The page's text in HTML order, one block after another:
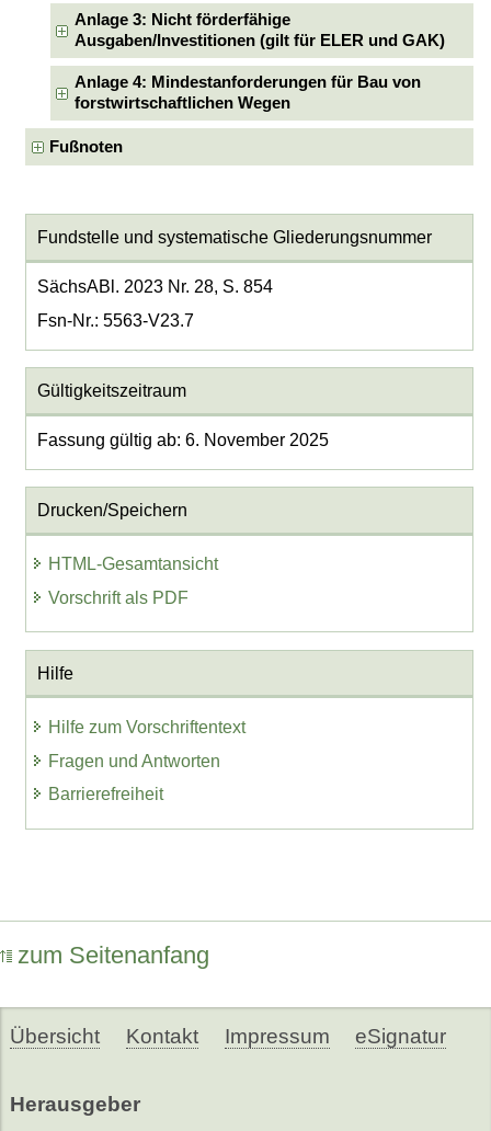
Anlage 3: Nicht förderfähige
Ausgaben/Investitionen (gilt für ELER und GAK)
Anlage 4: Mindestanforderungen für Bau von
forstwirtschaftlichen Wegen
Fußnoten
Fundstelle und systematische Gliederungsnummer
SächsABl. 2023 Nr. 28, S. 854
Fsn-Nr.: 5563-V23.7
Gültigkeitszeitraum
Fassung gültig ab: 6. November 2025
Drucken/Speichern
HTML-Gesamtansicht
Vorschrift als PDF
Hilfe
Hilfe zum Vorschriftentext
Fragen und Antworten
Barrierefreiheit
zum Seitenanfang
Übersicht Kontakt Impressum eSignatur
Herausgeber